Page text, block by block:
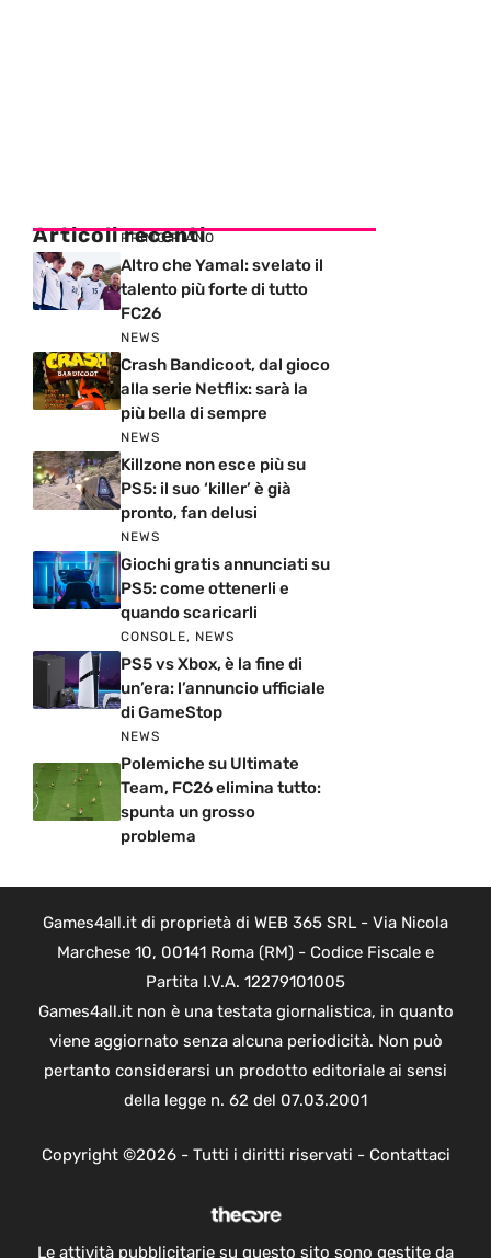
Articoli recenti
PRIMO PIANO
Altro che Yamal: svelato il
talento più forte di tutto
FC26
NEWS
Crash Bandicoot, dal gioco
alla serie Netflix: sarà la
più bella di sempre
NEWS
Killzone non esce più su
PS5: il suo ‘killer’ è già
pronto, fan delusi
NEWS
Giochi gratis annunciati su
PS5: come ottenerli e
quando scaricarli
CONSOLE, NEWS
PS5 vs Xbox, è la fine di
un’era: l’annuncio ufficiale
di GameStop
NEWS
Polemiche su Ultimate
Team, FC26 elimina tutto:
spunta un grosso
problema
Games4all.it di proprietà di WEB 365 SRL - Via Nicola
Marchese 10, 00141 Roma (RM) - Codice Fiscale e
Partita I.V.A. 12279101005
Games4all.it non è una testata giornalistica, in quanto
viene aggiornato senza alcuna periodicità. Non può
pertanto considerarsi un prodotto editoriale ai sensi
della legge n. 62 del 07.03.2001
Copyright ©2026 - Tutti i diritti riservati - Contattaci
Le attività pubblicitarie su questo sito sono gestite da